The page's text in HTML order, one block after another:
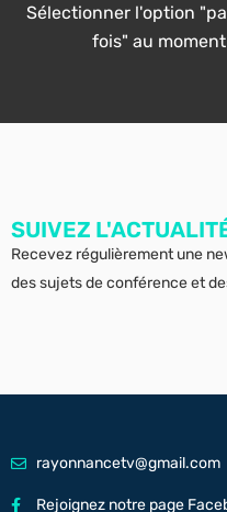
Sélectionner l'option
fois" au
SUIVEZ
Recevez régulièrement une
des sujets de conférence et
rayonnancetv@gmail.com
Rejoignez notre page